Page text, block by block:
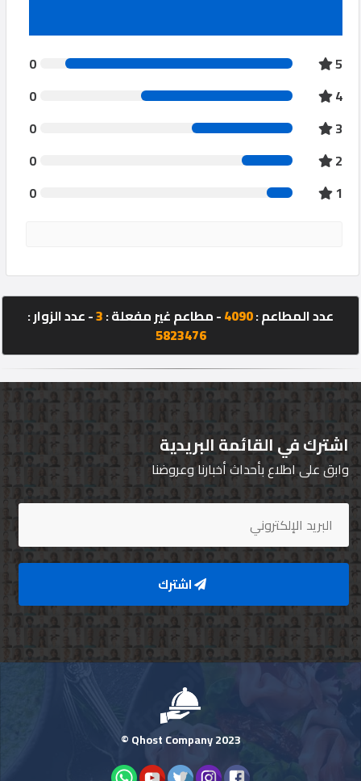
5
0
4
0
3
0
2
0
1
0
عدد المطاعم :4090- مطاعم غير مفعلة :3- عدد الزوار :
5823476
اشترك في القائمة البريدية
وابق على اطلاع بأحداث أخبارنا وعروضنا
اشترك
Qhost Company 2023 ©